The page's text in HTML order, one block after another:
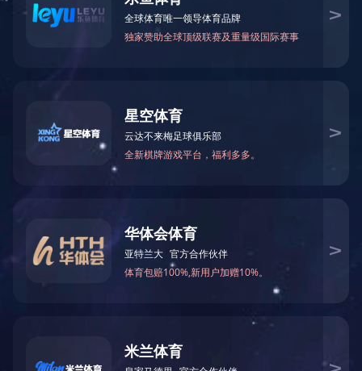
热线：151-9017-0656